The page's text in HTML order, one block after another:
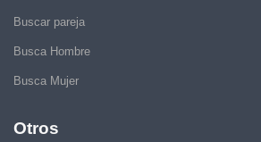
Buscar pareja
Busca Hombre
Busca Mujer
Otros